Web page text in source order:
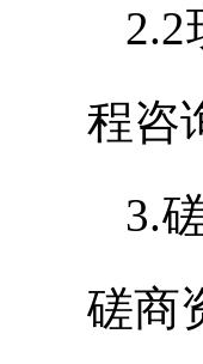
程咨
3.
磋商